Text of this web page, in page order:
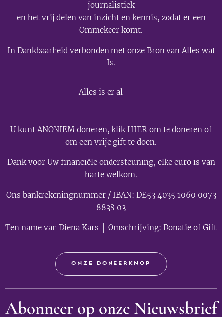
journalistiek
en het vrij delen van inzicht en kennis, zodat er een
Ommekeer komt.
In Dankbaarheid verbonden met onze Bron van Alles wat
Is.
Alles is er al
U kuntANONIEM doneren, klikHIER om te doneren of
om een vrije gift te doen.
Dank voor Uw financiële ondersteuning, elke euro is van
harte welkom.
Ons bankrekeningnummer / IBAN: DE53 4035 1060 0073
8838 03
Ten name van Diena Kars │ Omschrijving: Donatie of Gift
ONZE DONEERKNOP
Abonneer op onze Nieuwsbrief